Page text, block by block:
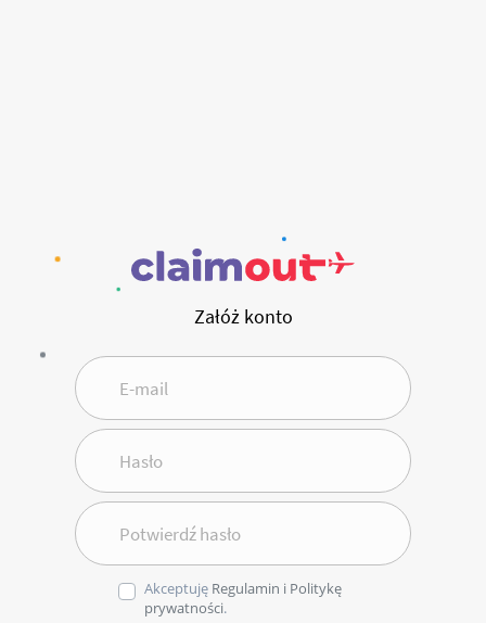
Załóż konto
E-mail
Hasło
Potwierdź hasło
Akceptuję Regulamin i Politykę
prywatności.